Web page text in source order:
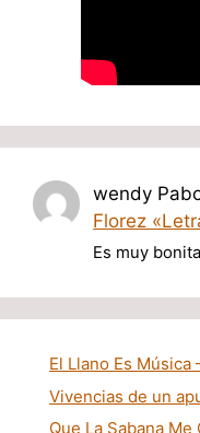
wendy
Florez
Es muy
El Llano Es Música
Vivencias de un
Que La Sabana